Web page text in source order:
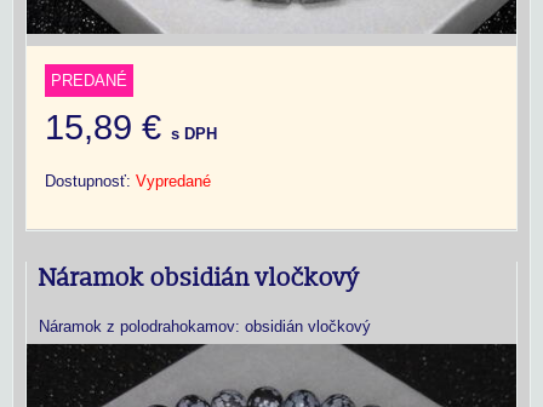
PREDANÉ
15,89 € s DPH
Dostupnosť: Vypredané
Náramok obsidián vločkový
Náramok z polodrahokamov: obsidián vločkový